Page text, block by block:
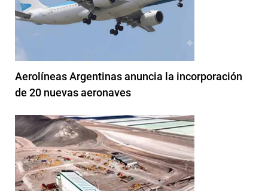
Aerolíneas Argentinas anuncia la incorporación
de 20 nuevas aeronaves